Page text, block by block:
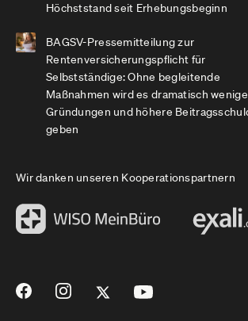
Höchststand seit Erhebungsbeginn
BAGSV-Pressemitteilung zur
Rentenversicherungspflicht für
Selbstständige: Ohne begleitende
Maßnahmen wird es dramatisch
Gründungen und höhere
geben
Wir danken unseren Kooperationspartnern